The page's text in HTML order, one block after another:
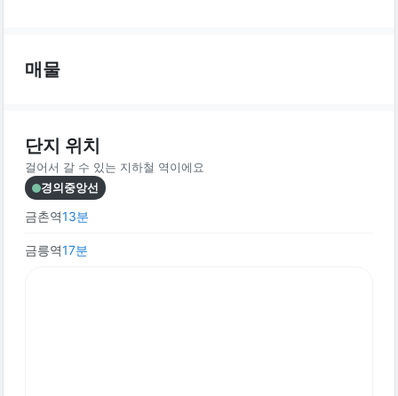
매물
단지 위치
걸어서 갈 수 있는 지하철 역이에요
경의중앙선
금촌역13분
금릉역17분